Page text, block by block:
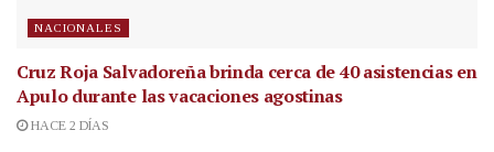
NACIONALES
Cruz Roja Salvadoreña brinda cerca de 40 asistencias en
Apulo durante las vacaciones agostinas
HACE 2 DÍAS